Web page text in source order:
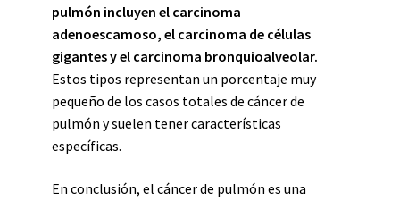
pulmón incluyen el carcinoma
adenoescamoso, el carcinoma de células
gigantes y el carcinoma bronquioalveolar.
Estos tipos representan un porcentaje muy
pequeño de los casos totales de cáncer de
pulmón y suelen tener características
específicas.
En conclusión, el cáncer de pulmón es una